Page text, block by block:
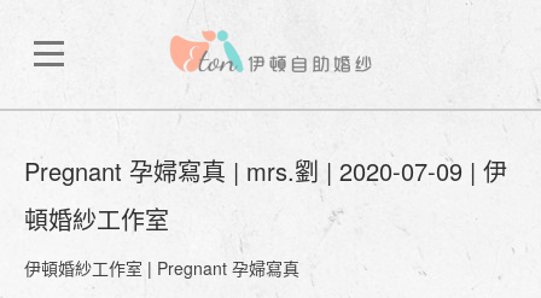
Pregnant 孕婦寫真 | mrs.劉 | 2020-07-09 | 伊
頓婚紗工作室
伊頓婚紗工作室 | Pregnant 孕婦寫真